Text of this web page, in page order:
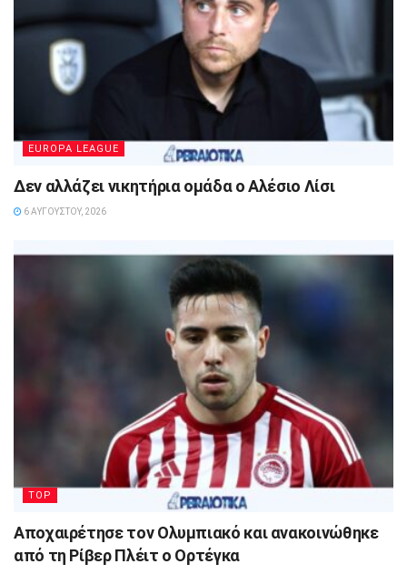
EUROPA LEAGUE
Δεν αλλάζει νικητήρια ομάδα ο Αλέσιο Λίσι
6 ΑΥΓΟΎΣΤΟΥ, 2026
TOP
Αποχαιρέτησε τον Ολυμπιακό και ανακοινώθηκε
από τη Ρίβερ Πλέιτ ο Ορτέγκα